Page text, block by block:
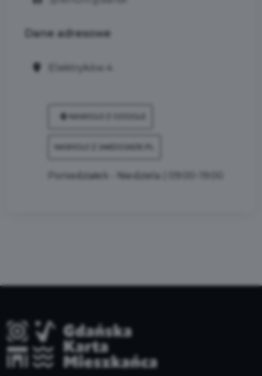
Dane adresowe
Elektryków 4
Poniedziałek - Niedziela | 09:00-19:00